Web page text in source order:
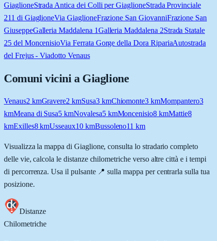
GiaglioneStrada Antica dei Colli per GiaglioneStrada Provinciale
211 di GiaglioneVia GiaglioneFrazione San GiovanniFrazione San
GiuseppeGalleria Maddalena 1Galleria Maddalena 2Strada Statale
25 del MoncenisioVia Ferrata Gorge della Dora RipariaAutostrada
del Frejus - Viadotto Venaus
Comuni vicini a Giaglione
Venaus2 kmGravere2 kmSusa3kmChiomonte3 kmMompantero3
kmMeana di Susa5 kmNovalesa5kmMoncenisio8 kmMattie8
kmExilles8kmUsseaux10kmBussoleno11 km
Visualizza la mappa di Giaglione, consulta lo stradario completo
delle vie, calcola le distanze chilometriche verso altre città e i tempi
di percorrenza. Usa il pulsante 📍 sulla mappa per centrarla sulla tua
posizione.
Distanze
Chilometriche